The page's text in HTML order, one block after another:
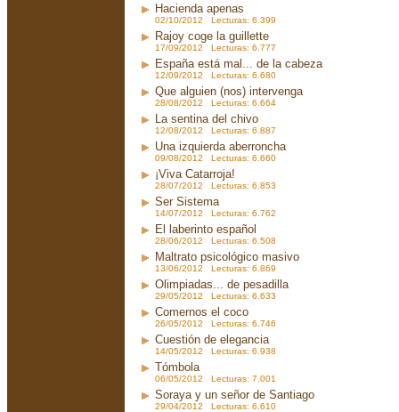
Hacienda apenas
02/10/2012 Lecturas: 6.399
Rajoy coge la guillette
17/09/2012 Lecturas: 6.777
España está mal... de la cabeza
12/09/2012 Lecturas: 6.680
Que alguien (nos) intervenga
28/08/2012 Lecturas: 6.664
La sentina del chivo
12/08/2012 Lecturas: 6.887
Una izquierda aberroncha
09/08/2012 Lecturas: 6.660
¡Viva Catarroja!
28/07/2012 Lecturas: 6.853
Ser Sistema
14/07/2012 Lecturas: 6.762
El laberinto español
28/06/2012 Lecturas: 6.508
Maltrato psicológico masivo
13/06/2012 Lecturas: 6.869
Olimpiadas... de pesadilla
29/05/2012 Lecturas: 6.633
Comernos el coco
26/05/2012 Lecturas: 6.746
Cuestión de elegancia
14/05/2012 Lecturas: 6.938
Tómbola
06/05/2012 Lecturas: 7.001
Soraya y un señor de Santiago
29/04/2012 Lecturas: 6.610